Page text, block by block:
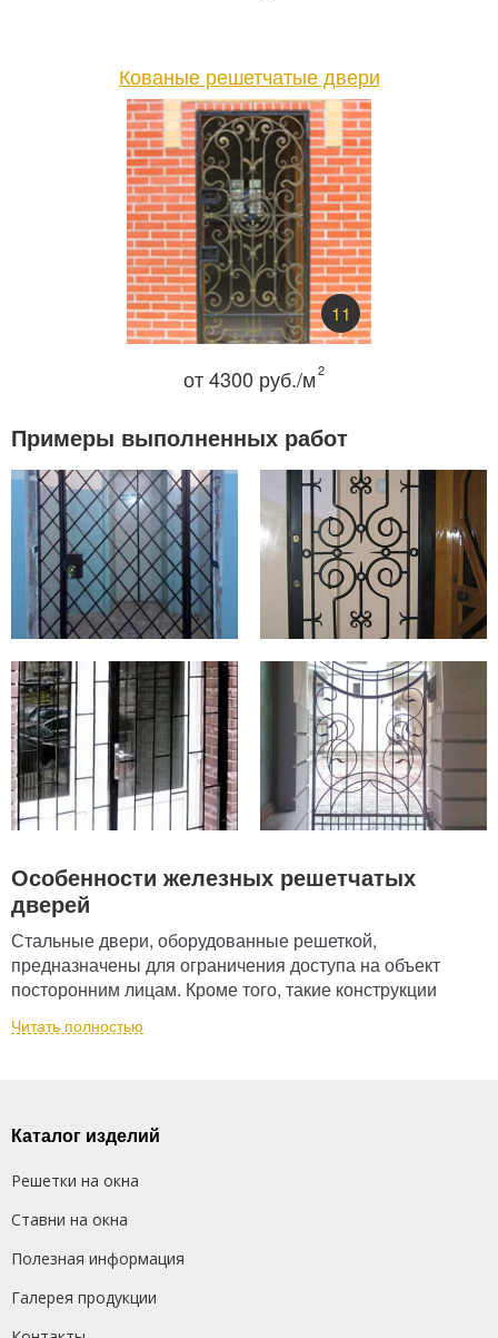
Кованые решетчатые двери
11
от 4300 руб./м2
Примеры выполненных работ
Особенности железных решетчатых
дверей
Стальные двери, оборудованные решеткой,
предназначены для ограничения доступа на объект
посторонним лицам. Кроме того, такие конструкции
пределами огороженной местности. Наши конструкции
Каковы особенности этой конструкции?
Доступная цена
Дверь с решеткой обладает малым весом по
стоит дешевле. Заказывая решетки на двери в
наценках посредников.
Читать полностью
Каталог изделий
Решетки на окна
Ставни на окна
Полезная информация
Галерея продукции